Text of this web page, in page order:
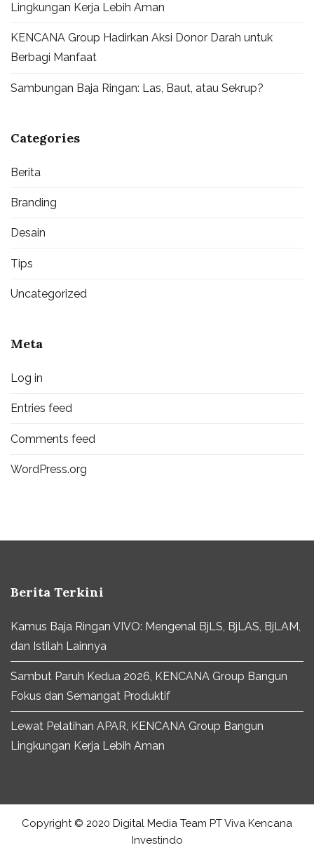
Lingkungan Kerja Lebih Aman
KENCANA Group Hadirkan Aksi Donor Darah untuk
Berbagi Manfaat
Sambungan Baja Ringan: Las, Baut, atau Sekrup?
Categories
Berita
Branding
Desain
Tips
Uncategorized
Meta
Log in
Entries feed
Comments feed
WordPress.org
Berita Terkini
Kamus Baja Ringan VIVO: Mengenal BjLS, BjLAS, BjLAM,
dan Istilah Lainnya
Sambut Paruh Kedua 2026, KENCANA Group Bangun
Fokus dan Semangat Produktif
Lewat Pelatihan APAR, KENCANA Group Bangun
Lingkungan Kerja Lebih Aman
Copyright © 2020 Digital Media Team PT Viva Kencana
Investindo